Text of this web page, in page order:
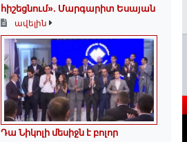
հիշեցնում»․ Մարգարիտ Եսայան
ավելին
Դա Նիկոլի մեսիջն է բոլոր